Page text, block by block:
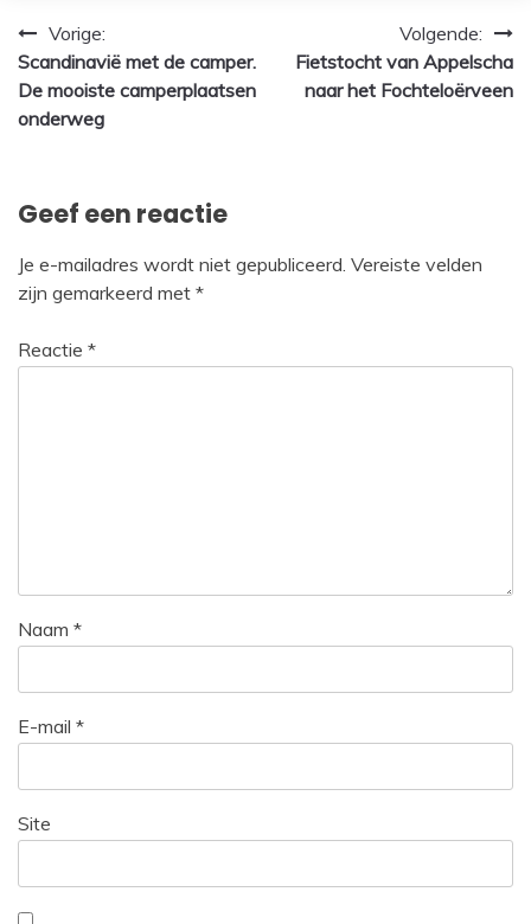
Bericht
navigatie
Vorige:
Scandinavië met de camper.
De mooiste camperplaatsen
onderweg
Volgende:
Fietstocht van Appelscha
naar het Fochteloërveen
Geef een reactie
Je e-mailadres wordt niet gepubliceerd. Vereiste velden
zijn gemarkeerd met *
Reactie *
Naam *
E-mail *
Site